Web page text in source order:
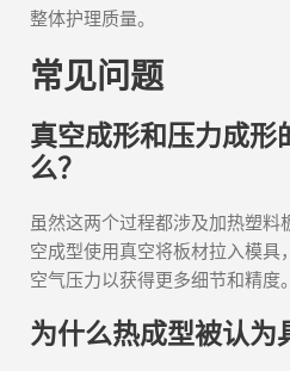
整体护理质量。
常见问题
真空成形和压力成形
么？
虽然这两个过程都涉及加热塑料
空成型使用真空将板材拉入模具
空气压力以获得更多细节和精度。
为什么热成型被认为